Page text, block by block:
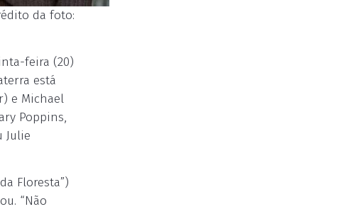
da foto:
feira (20)
está
e Michael
Poppins,
Julie
Floresta”)
“Não